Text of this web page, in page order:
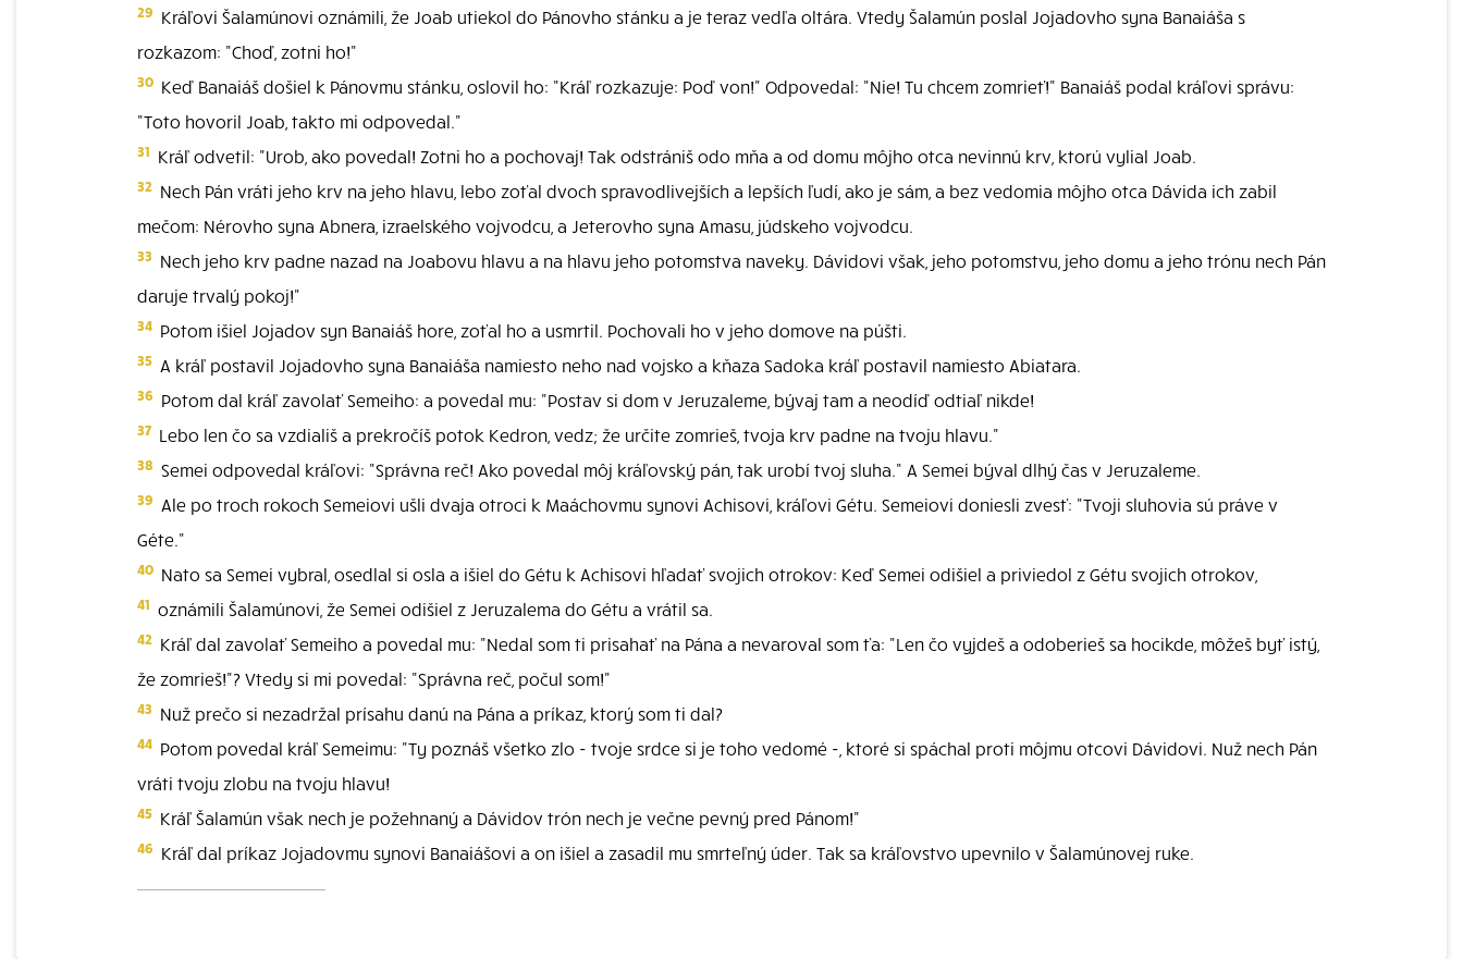
29 Kráľovi Šalamúnovi oznámili, že Joab utiekol do Pánovho stánku a je teraz vedľa oltára. Vtedy Šalamún poslal Jojadovho syna Banaiáša s
rozkazom: "Choď, zotni ho!"
30 Keď Banaiáš došiel k Pánovmu stánku, oslovil ho: "Kráľ rozkazuje: Poď von!" Odpovedal: "Nie! Tu chcem zomrieť!" Banaiáš podal kráľovi správu:
"Toto hovoril Joab, takto mi odpovedal."
31 Kráľ odvetil: "Urob, ako povedal! Zotni ho a pochovaj! Tak odstrániš odo mňa a od domu môjho otca nevinnú krv, ktorú vylial Joab.
32 Nech Pán vráti jeho krv na jeho hlavu, lebo zoťal dvoch spravodlivejších a lepších ľudí, ako je sám, a bez vedomia môjho otca Dávida ich zabil
mečom: Nérovho syna Abnera, izraelského vojvodcu, a Jeterovho syna Amasu, júdskeho vojvodcu.
33 Nech jeho krv padne nazad na Joabovu hlavu a na hlavu jeho potomstva naveky. Dávidovi však, jeho potomstvu, jeho domu a jeho trónu nech Pán
daruje trvalý pokoj!"
34 Potom išiel Jojadov syn Banaiáš hore, zoťal ho a usmrtil. Pochovali ho v jeho domove na púšti.
35 A kráľ postavil Jojadovho syna Banaiáša namiesto neho nad vojsko a kňaza Sadoka kráľ postavil namiesto Abiatara.
36 Potom dal kráľ zavolať Semeiho: a povedal mu: "Postav si dom v Jeruzaleme, bývaj tam a neodíď odtiaľ nikde!
37 Lebo len čo sa vzdiališ a prekročíš potok Kedron, vedz; že určite zomrieš, tvoja krv padne na tvoju hlavu."
38 Semei odpovedal kráľovi: "Správna reč! Ako povedal môj kráľovský pán, tak urobí tvoj sluha." A Semei býval dlhý čas v Jeruzaleme.
39 Ale po troch rokoch Semeiovi ušli dvaja otroci k Maáchovmu synovi Achisovi, kráľovi Gétu. Semeiovi doniesli zvesť: "Tvoji sluhovia sú práve v
Géte."
40 Nato sa Semei vybral, osedlal si osla a išiel do Gétu k Achisovi hľadať svojich otrokov: Keď Semei odišiel a priviedol z Gétu svojich otrokov,
41 oznámili Šalamúnovi, že Semei odišiel z Jeruzalema do Gétu a vrátil sa.
42 Kráľ dal zavolať Semeiho a povedal mu: "Nedal som ti prisahať na Pána a nevaroval som ťa: "Len čo vyjdeš a odoberieš sa hocikde, môžeš byť istý,
že zomrieš!"? Vtedy si mi povedal: "Správna reč, počul som!"
43 Nuž prečo si nezadržal prísahu danú na Pána a príkaz, ktorý som ti dal?
44 Potom povedal kráľ Semeimu: "Ty poznáš všetko zlo - tvoje srdce si je toho vedomé -, ktoré si spáchal proti môjmu otcovi Dávidovi. Nuž nech Pán
vráti tvoju zlobu na tvoju hlavu!
45 Kráľ Šalamún však nech je požehnaný a Dávidov trón nech je večne pevný pred Pánom!"
46 Kráľ dal príkaz Jojadovmu synovi Banaiášovi a on išiel a zasadil mu smrteľný úder. Tak sa kráľovstvo upevnilo v Šalamúnovej ruke.